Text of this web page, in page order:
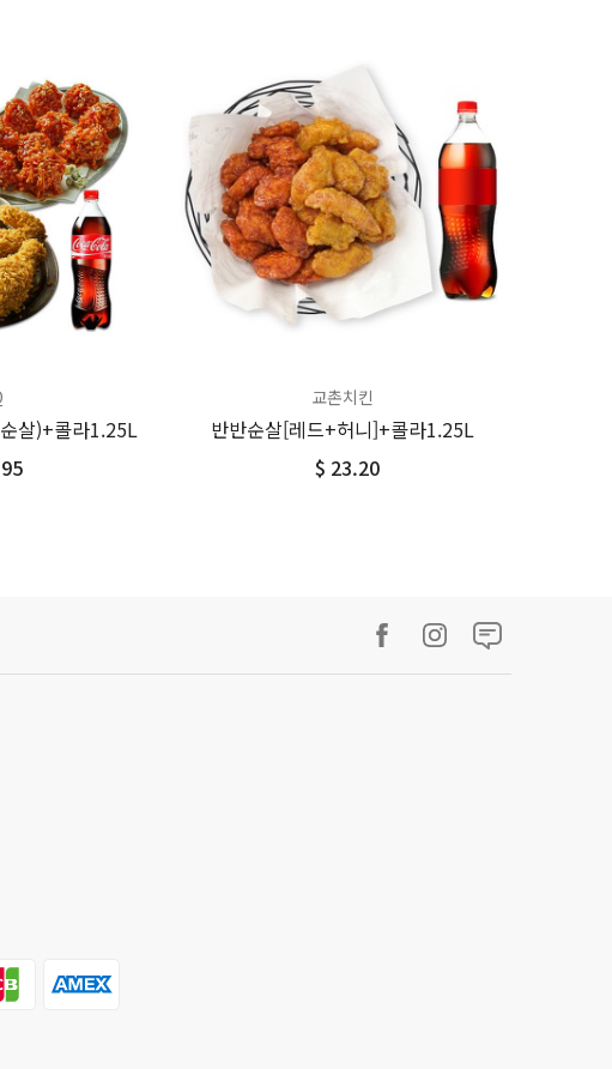
살)+콜라1.25L
교촌치킨
반반순살[레드+허니]+콜라1.25L
$ 23.20